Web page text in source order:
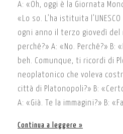
A: «Oh, oggi è la Giornata
«Lo so. L’ha istituita
ogni anno il terzo giovedì del
perché?» A: «No. Perché?» B:
beh. Comunque, ti ricordi di
neoplatonico che voleva
città di Platonopoli?» B:
A: «Già. Te la immagini?» B:
Continua a leggere